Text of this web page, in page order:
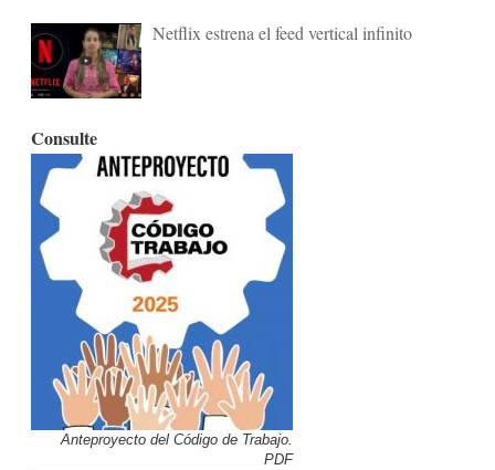
Netflix estrena el feed vertical infinito
Consulte
Anteproyecto del Código de Trabajo.
PDF